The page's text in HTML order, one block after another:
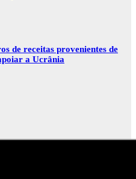
de receitas provenientes de
a Ucrânia